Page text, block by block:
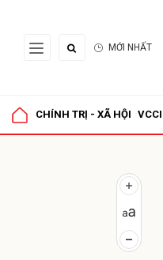
MỚI NHẤT
CHÍNH TRỊ - XÃ HỘI VCCI